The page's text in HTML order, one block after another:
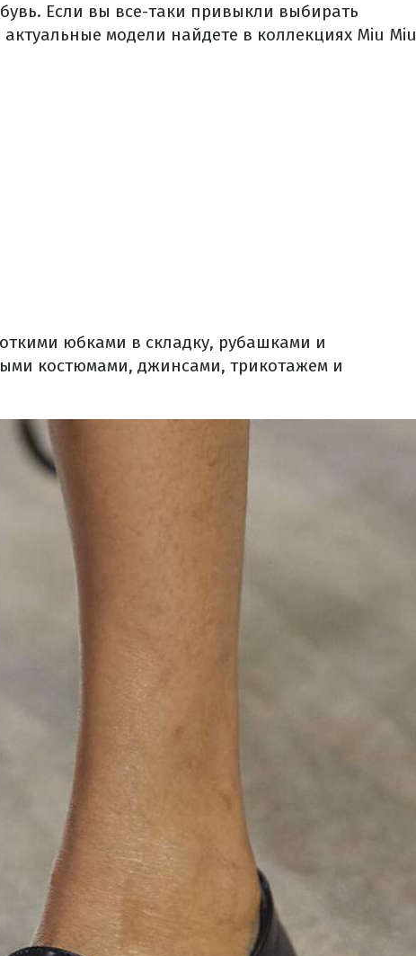
Если вы все-таки привыкли выбирать
модели найдете в коллекциях Miu Miu
юбками в складку, рубашками и
костюмами, джинсами, трикотажем и